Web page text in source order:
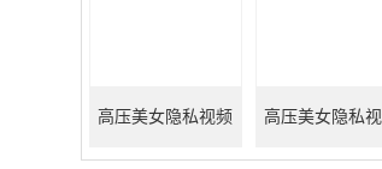
高压美女隐私视频 高压美女隐私